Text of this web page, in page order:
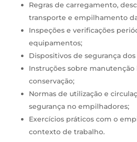
Regras de carregamento,
transporte e empilhamento
Inspeções e verificações
equipamentos;
Dispositivos de segurança
Instruções sobre manutenção
conservação;
Normas de utilização e
segurança no empilhadores;
Exercícios práticos com o
contexto de trabalho.